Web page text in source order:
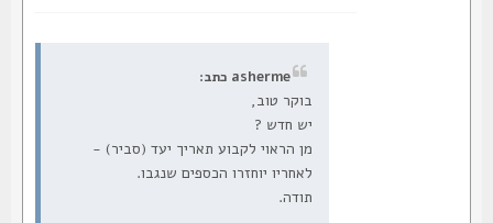
asherme כתב:
בוקר טוב,
יש חדש ?
מן הראוי לקבוע תאריך יעד (סביר) -
לאחריו יוחזרו הכספים שנגבו.